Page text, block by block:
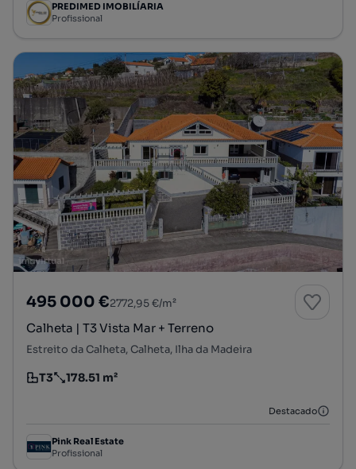
PREDIMED IMOBILÍARIA
Profissional
495 000 €2772,95 €/m²
Calheta | T3 Vista Mar + Terreno
Estreito da Calheta, Calheta, Ilha da Madeira
Tipologia
T3
Preço por metro quadrado
178.51 m²
Destacado
Pink Real Estate
Profissional